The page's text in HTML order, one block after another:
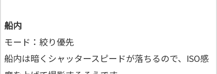
船内
モード：絞り優先
船内は暗くシャッタースピードが落ちるので、ISO感